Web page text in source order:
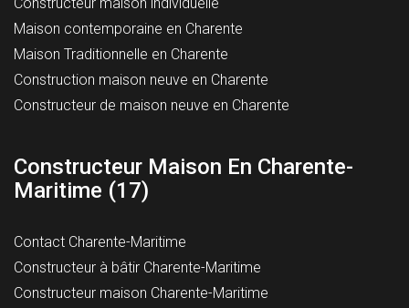
Maison contemporaine en Charente
Maison Traditionnelle en Charente
Construction maison neuve en Charente
Constructeur de maison neuve en Charente
Constructeur Maison En Charente-
Maritime (17)
Contact Charente-Maritime
Constructeur à bâtir Charente-Maritime
Constructeur maison Charente-Maritime